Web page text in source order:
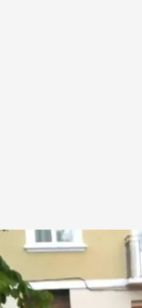
Iñigo Chanca
17 AGO 2018 -